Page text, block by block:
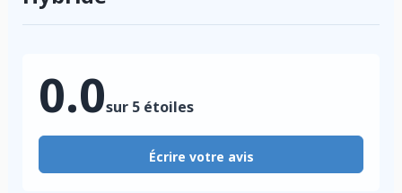
0.0sur 5 étoiles
Écrire votre avis